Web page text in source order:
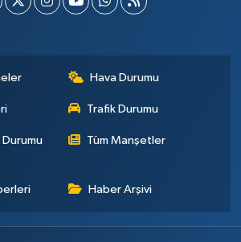
Hava Durumu
Trafik Durumu
Durumu
Tüm Manşetler
Haber Arşivi